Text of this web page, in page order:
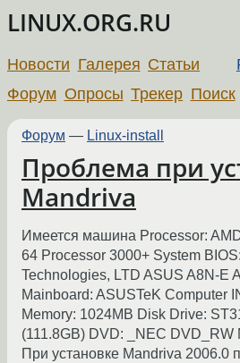
LINUX.ORG.RU
Новости Галерея Статьи
Форум Опросы Трекер Поиск
Форум — Linux-install
Проблема при
Mandriva
Имеется машина Processor:
64 Processor 3000+ System
Technologies, LTD ASUS A8N-E
Mainboard: ASUSTeK Computer
Memory: 1024MB Disk Drive:
(111.8GB) DVD: _NEC DVD_RW
При установке Mandriva 2006.0